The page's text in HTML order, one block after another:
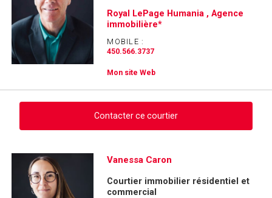
Royal LePage Humania , Agence
immobilière*
MOBILE :
450.566.3737
Mon site Web
Contacter ce courtier
Demander des infos sur cette inscription
Prénom
Vanessa Caron
Courtier immobilier résidentiel et
commercial